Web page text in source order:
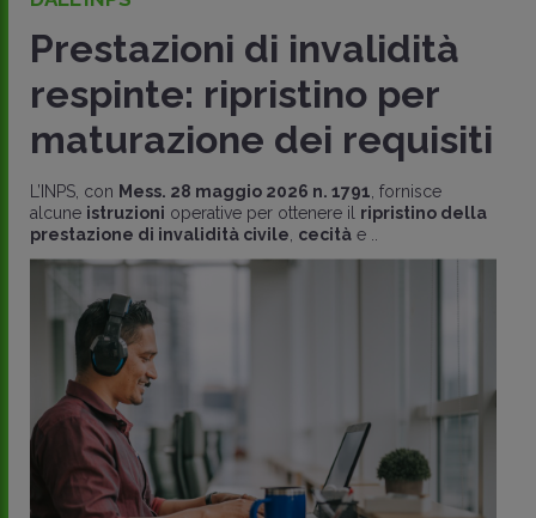
Prestazioni di invalidità
respinte: ripristino per
maturazione dei requisiti
L’INPS, con Mess. 28 maggio 2026 n. 1791 , fornisce
alcune istruzioni operative per ottenere il ripristino della
prestazione di invalidità civile cecità e ..